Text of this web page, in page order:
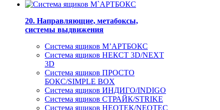
20. Направляющие, метабоксы,
системы выдвижения
Система ящиков М’АРТБОКС
Система ящиков НЕКСТ 3D/NEXT
3D
Система ящиков ПРОСТО
БОКС/SIMPLE BOX
Система ящиков ИНДИГО/INDIGO
Система ящиков СТРАЙК/STRIKE
Система ящиков НЕОТЕК/NEOTEC